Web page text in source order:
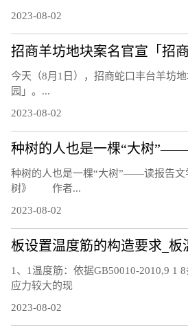
2023-08-02
招商羊坊地块案名官宣「招商
今天（8月1日），招商蛇口丰台羊坊
园」。...
2023-08-02
种树的人也是一棵“大树”——读报告文
树》 作者...
2023-08-02
1、1温度筋：依据GB50010-2010,9 1
应力较大的现
2023-08-02